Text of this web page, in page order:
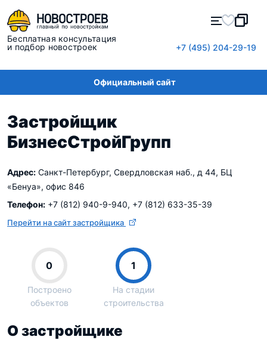
Бесплатная консультация
и подбор новостроек
+7 (495) 204-29-19
Официальный сайт
Застройщик
БизнесСтройГрупп
Адрес: Санкт-Петербург, Свердловская наб., д 44, БЦ
«Бенуа», офис 846
Телефон: +7 (812) 940-9-940, +7 (812) 633-35-39
Перейти на сайт застройщика
0
Построено
объектов
1
На стадии
строительства
О застройщике